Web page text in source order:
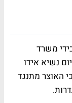
משרד
נשיא אידו
האוצר מתנגד